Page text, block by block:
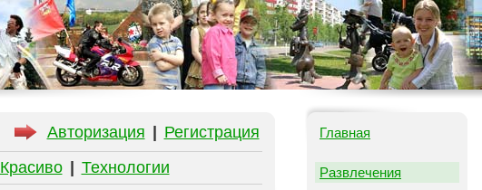
Авторизация Регистрация
Красиво
Технологии
Главная
Развлечения